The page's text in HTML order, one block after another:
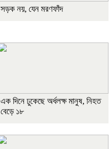
সড়ক নয়, যেন মরণফাঁদ
এক দিনে ঢুকেছে অর্ধলক্ষ মানুষ, নিহত
বেড়ে ১৮